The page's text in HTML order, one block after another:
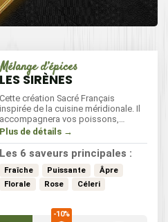
Mélange d’épices
LES SIRÈNES
Cette création Sacré Français
inspirée de la cuisine méridionale. Il
accompagnera vos poissons,
légumes et viandes blanches sans
mélange poisson.
Plus de détails →
Les 6 saveurs principales :
Fraîche Puissante
Âpre
Florale
Rose Céleri